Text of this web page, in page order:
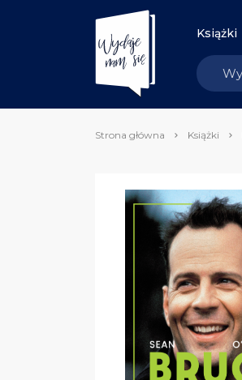
Książki
Strona główna Książki